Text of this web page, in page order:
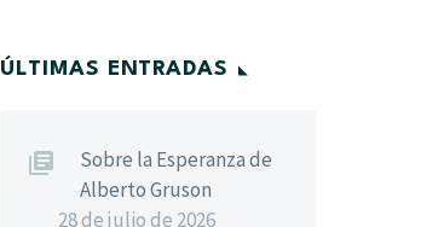
ÚLTIMAS ENTRADAS
Sobre la Esperanza de
Alberto Gruson
28 de julio de 2026